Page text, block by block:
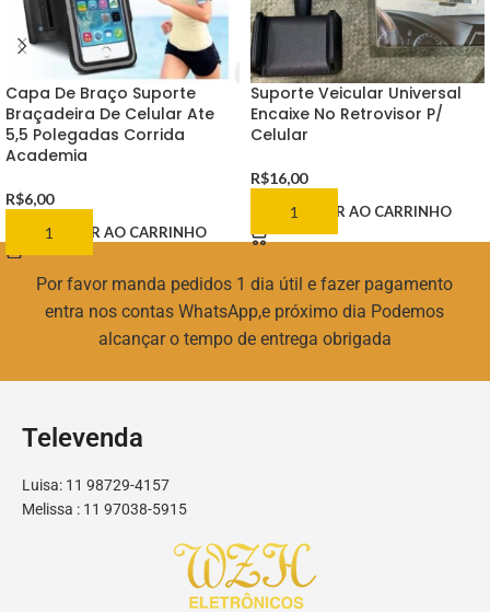
Capa De Braço Suporte
Braçadeira De Celular Ate
5,5 Polegadas Corrida
Academia
R$6,00
ADICIONAR AO CARRINHO
Suporte Veicular Universal
Encaixe No Retrovisor P/
Celular
R$16,00
ADICIONAR AO CARRINHO
Por favor manda pedidos 1 dia útil e fazer pagamento
entra nos contas WhatsApp,e próximo dia Podemos
alcançar o tempo de entrega obrigada
Televenda
Luisa: 11 98729-4157
Melissa : 11 97038-5915